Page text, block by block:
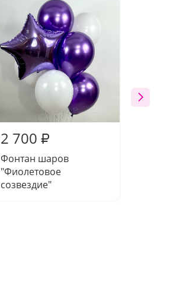
2 700 ₽
Фонтан шаров
"Фиолетовое
созвездие"